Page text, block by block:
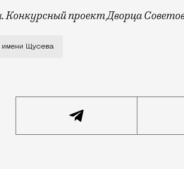
проект Дворца
Веснины. Начало» будет
имени Щусева